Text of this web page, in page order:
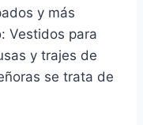
y más
Vestidos para
y trajes de
se trata de